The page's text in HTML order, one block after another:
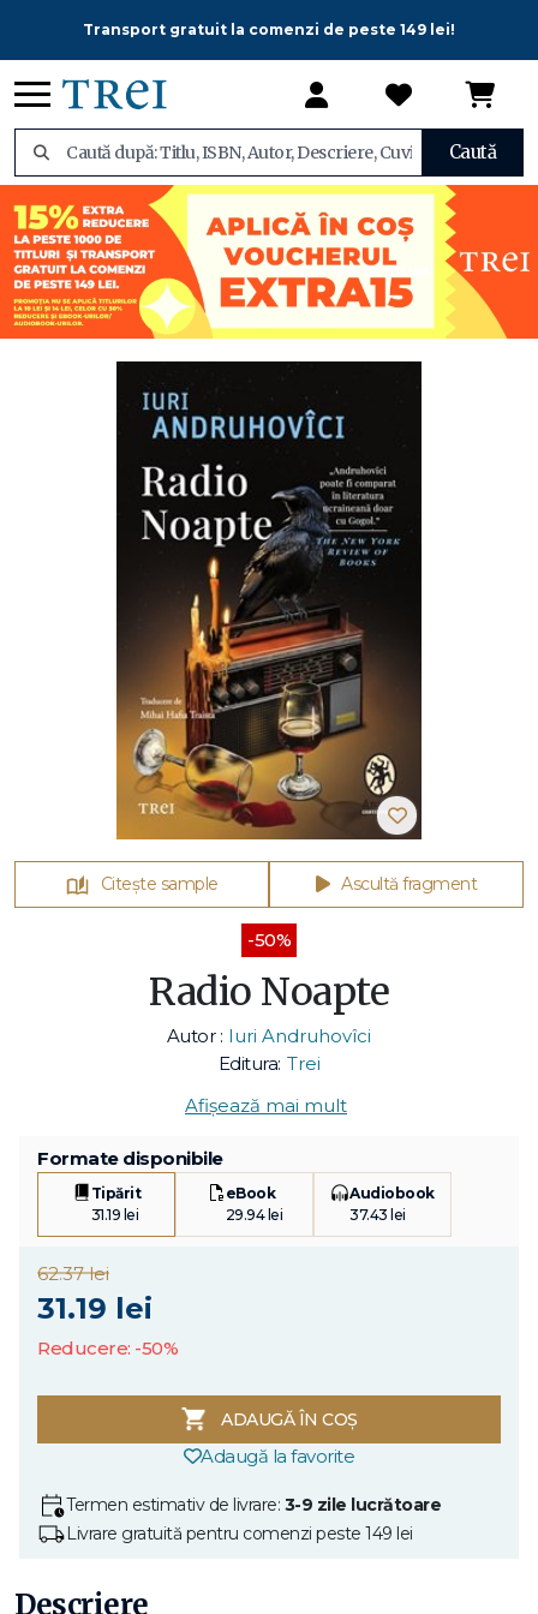
Transport gratuit la comenzi de peste 149 lei!
Caută
Citește sample Ascultă fragment
-50%
Radio Noapte
Autor : Iuri Andruhovîci
Editura: Trei
Afișează mai mult
Formate disponibile
Tipărit
31.19 lei
eBook
29.94 lei
Audiobook
37.43 lei
62.37 lei
31.19 lei
Reducere: -50%
ADAUGĂ ÎN COȘ
Adaugă la favorite
Termen estimativ de livrare: 3-9 zile lucrătoare
Livrare gratuită pentru comenzi peste 149 lei
Descriere